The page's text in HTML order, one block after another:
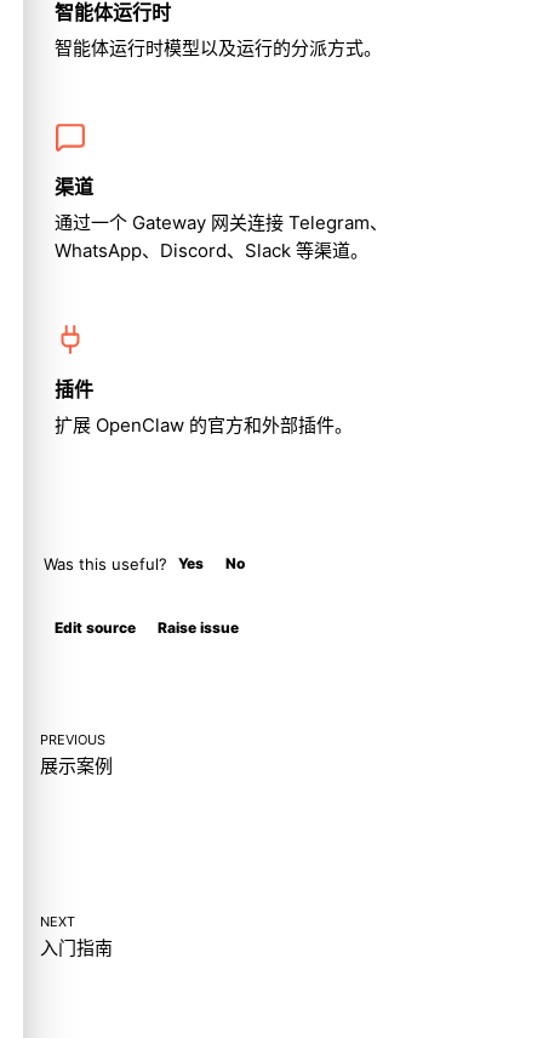
智能体运行时
智能体运行时模型以及运行的分派方式。
渠道
通过一个 Gateway 网关连接 Telegram、
WhatsApp、Discord、Slack 等渠道。
插件
扩展 OpenClaw 的官方和外部插件。
Was this useful? Yes No
Edit source Raise issue
PREVIOUS
展示案例
NEXT
入门指南